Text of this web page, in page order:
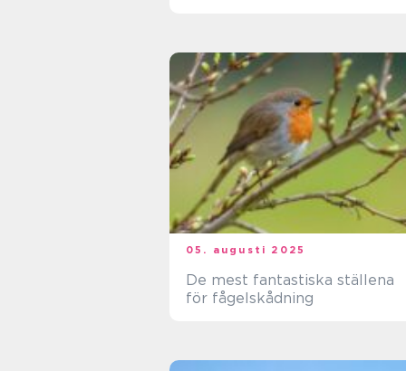
05. augusti 2025
De mest fantastiska ställena
för fågelskådning